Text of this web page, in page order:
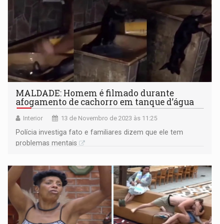
MALDADE: Homem é filmado durante
afogamento de cachorro em tanque d’água
Interior 13 de Novembro de 2023 às 11:25
Polícia investiga fato e familiares dizem que ele tem
problemas mentais